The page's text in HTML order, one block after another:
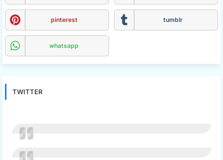
pinterest tumblr
whatsapp
TWITTER